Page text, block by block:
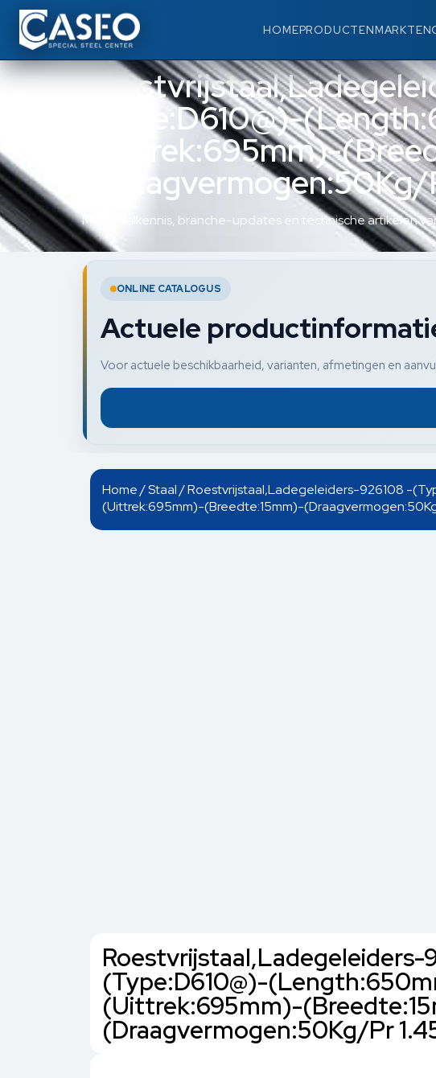
HOMEPRODUCTENMARKTEN
(Type:D610@)-
(Uittrek:695mm)-
Materiaalkennis, branche-updates en technische artikelen
ONLINE CATALOGUS
Actuele
Voor actuele beschikbaarheid, varianten, afmetingen en
Home/Staal/ Roestvrijstaal,Ladegeleiders-926108 -
(Uittrek:695mm)-(Breedte:15mm)-
Roestvrijstaal,Ladegeleiders-
(Type:D610@)-
(Uittrek:695mm)-
(Draagvermogen:50Kg/Pr